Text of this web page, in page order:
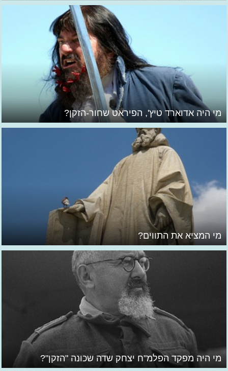
מי היה אדוארד טיץ', הפיראט שחור-הזקן?
מי המציא את התווים?
מי היה מפקד הפלמ"ח יצחק שדה שכונה "הזקן"?